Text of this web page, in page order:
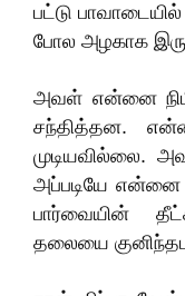
பட்டு
போல அழகாக
அவள் என்னை
சந்தித்தன.
முடியவில்லை.
அப்படியே என்னை
பார்வையின்
தலையை